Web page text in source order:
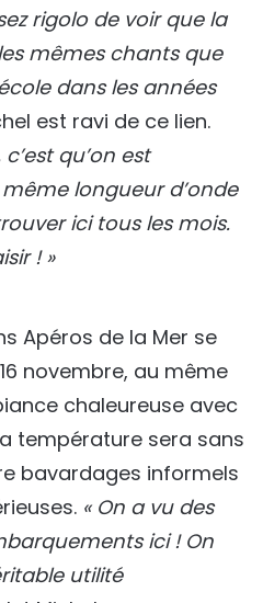
rigolo de voir que la
mêmes chants que
dans les années
est ravi de ce lien.
qu’on est
longueur d’onde
ici tous les mois.
! »
Apéros de la Mer se
novembre, au même
chaleureuse avec
température sera sans
bavardages informels
« On a vu des
ici ! On
utilité